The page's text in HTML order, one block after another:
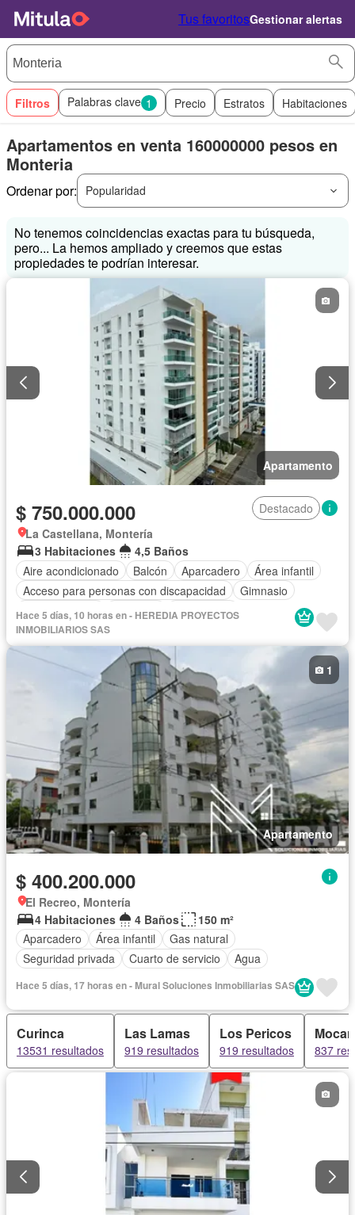
Tus favoritosGestionar alertas
Filtros Palabras clave 1 Precio Estratos Habitaciones
Apartamentos en venta 160000000 pesos en
Monteria
Ordenar por: Popularidad
No tenemos coincidencias exactas para tu búsqueda,
pero... La hemos ampliado y creemos que estas
propiedades te podrían interesar.
Apartamento
$ 750.000.000
Destacado
La Castellana, Montería
3 Habitaciones
4,5 Baños
Aire acondicionado
Balcón Aparcadero
Área infantil
Acceso para personas con discapacidad
Gimnasio
Cocina integral
Ascensor
Gas natural
Vista panorámica
Cuarto de servicio
Piscina
Agua
Hace 5 días, 10 horas en - HEREDIA PROYECTOS
INMOBILIARIOS SAS
Apartamento
1
$ 400.200.000
El Recreo, Montería
4 Habitaciones
4 Baños
150 m²
Aparcadero
Área infantil
Gas natural
Seguridad privada
Cuarto de servicio Agua
Hace 5 días, 17 horas en - Mural Soluciones Inmobiliarias SAS
Curinca
13531 resultados
Las Lamas
919 resultados
Los Pericos
919 resultados
Mocari
837